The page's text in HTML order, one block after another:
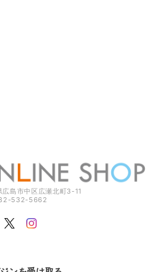
島市中区広瀬北町3-11
532-5662